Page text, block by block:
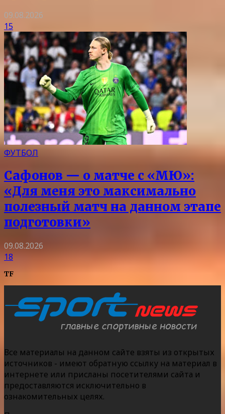
09.08.2026
15
ФУТБОЛ
Сафонов — о матче с «МЮ»:
«Для меня это максимально
полезный матч на данном этапе
подготовки»
09.08.2026
18
TF
Все материалы на данном сайте взяты из открытых
источников - имеют обратную ссылку на материал в
интернете или присланы посетителями сайта и
предоставляются исключительно в
ознакомительных целях.